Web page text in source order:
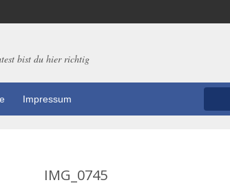
bist du hier richtig
Impressum
IMG_0745